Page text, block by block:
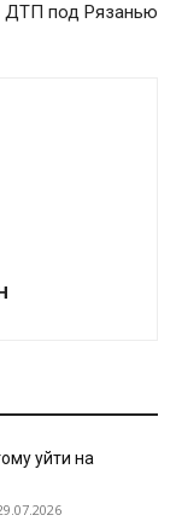
ДТП под Рязанью
уйти на